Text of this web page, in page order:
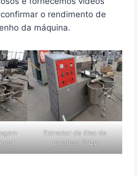
o rendimento de
da máquina.
Extractor de óleo de
parafuso Taizy